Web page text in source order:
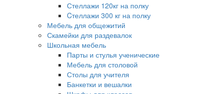
Стеллажи 120кг на полку
Cтеллажи 300 кг на полку
Мебель для общежитий
Скамейки для раздевалок
Школьная мебель
Парты и стулья ученические
Мебель для столовой
Столы для учителя
Банкетки и вешалки